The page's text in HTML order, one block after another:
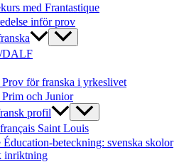
med Frantastique
inför prov
DALF
för franska i yrkeslivet
och Junior
profil
Saint Louis
Éducation-beteckning: svenska skolor
inriktning